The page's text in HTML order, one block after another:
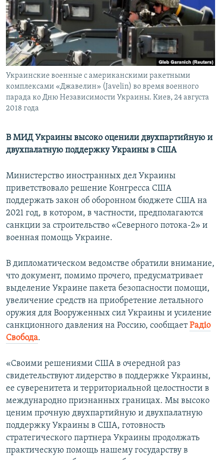
ПОБЕДИТЕЛЕЙ НЕ СУДЯТ?
КРЫМ.НЕПОКОРЕННЫЙ
ELIFBE
УКРАИНСКАЯ ПРОБЛЕМА КРЫМА
ПРИСОЕДИНЯЙТЕСЬ!
Все сайты RFE/RL
Украинские военные с американскими ракетными
комплексами «Джавелин» (Javelin) во время военного
парада ко Дню Независимости Украины. Киев, 24 августа
2018 года
В МИД Украины высоко оценили двухпартийную и
двухпалатную поддержку Украины в США
Министерство иностранных дел Украины
приветствовало решение Конгресса США
поддержать закон об оборонном бюджете США на
2021 год, в котором, в частности, предполагаются
санкции за строительство «Северного потока-2» и
военная помощь Украине.
В дипломатическом ведомстве обратили внимание,
что документ, помимо прочего, предусматривает
выделение Украине пакета безопасности помощи,
увеличение средств на приобретение летального
оружия для Вооруженных сил Украины и усиление
санкционного давления на Россию, сообщаетРадіо
Свобода.
«Своими решениями США в очередной раз
свидетельствуют лидерство в поддержке Украины,
ее суверенитета и территориальной целостности в
международно признанных границах. Мы высоко
ценим прочную двухпартийную и двухпалатную
поддержку Украины в США, готовность
стратегического партнера Украины продолжать
практическую помощь нашему государству в